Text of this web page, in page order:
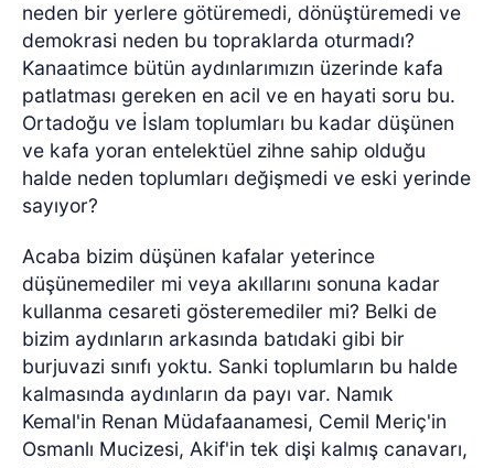
neden bir yerlere götüremedi, dönüştüremedi ve
demokrasi neden bu topraklarda oturmadı?
Kanaatimce bütün aydınlarımızın üzerinde kafa
patlatması gereken en acil ve en hayati soru bu.
Ortadoğu ve İslam toplumları bu kadar düşünen
ve kafa yoran entelektüel zihne sahip olduğu
halde neden toplumları değişmedi ve eski yerinde
sayıyor?
Acaba bizim düşünen kafalar yeterince
düşünemediler mi veya akıllarını sonuna kadar
kullanma cesareti gösteremediler mi? Belki de
bizim aydınların arkasında batıdaki gibi bir
burjuvazi sınıfı yoktu. Sanki toplumların bu halde
kalmasında aydınların da payı var. Namık
Kemal'in Renan Müdafaanamesi, Cemil Meriç'in
Osmanlı Mucizesi, Akif'in tek dişi kalmış canavarı,